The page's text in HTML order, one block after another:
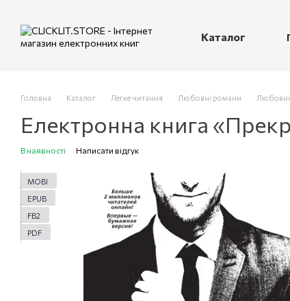
Каталог
Головна Каталог Легке читання Любовні романи Любовні
Електронна книга
В наявності Написати відгук
MOBI
EPUB
FB2
PDF